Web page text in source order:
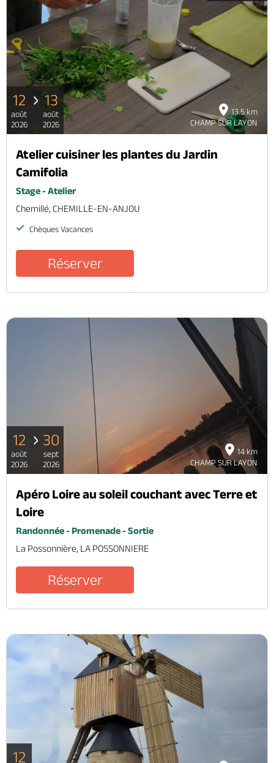
13.5 km
CHAMP SUR LAYON
12
août
2026
13
août
2026
Atelier cuisiner les plantes du Jardin
Camifolia
Stage - Atelier
Chemillé, CHEMILLE-EN-ANJOU
Chèques Vacances
Réserver
14 km
CHAMP SUR LAYON
12
août
2026
30
sept
2026
Apéro Loire au soleil couchant avec Terre et
Loire
Randonnée - Promenade - Sortie
La Possonnière, LA POSSONNIERE
Réserver
12